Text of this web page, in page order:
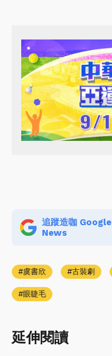
追蹤造咖 Google
News
虞書欣 古裝劇
眼睫毛
延伸閱讀